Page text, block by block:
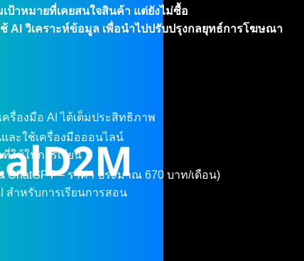
เป้าหมายที่เคยสนใจสินค้า แต่ยังไม่ซื้อ
AI วิเคราะห์ข้อมูล เพื่อนำไปปรับปรุงกลยุทธ์การโฆษณา
ครื่องมือ AI ได้เต็มประสิทธิภาพ
ละใช้เครื่องมือออนไลน์
ใช้ในการเรียน
ChatGPT – ราคา ประมาณ 670 บาท/เดือน)
สำหรับการเรียนการสอน